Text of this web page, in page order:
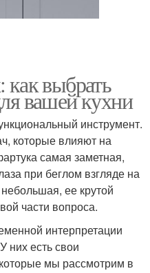
выбрать
вашей кухни
инструмент.
которые влияют на
самая заметная,
при беглом взгляде на
ее крутой
части вопроса.
интерпретации
них есть свои
мы рассмотрим в